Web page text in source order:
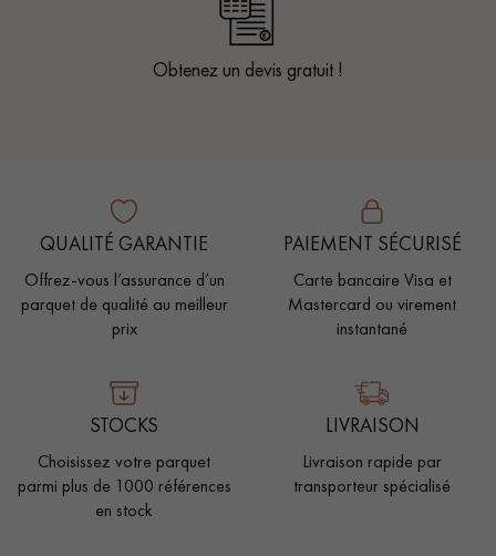
Obtenez un devis gratuit !
QUALITÉ GARANTIE
Offrez-vous l’assurance d’un
parquet de qualité au meilleur
prix
PAIEMENT SÉCURISÉ
Carte bancaire Visa et
Mastercard ou virement
instantané
STOCKS
Choisissez votre parquet
parmi plus de 1000 références
en stock
LIVRAISON
Livraison rapide par
transporteur spécialisé